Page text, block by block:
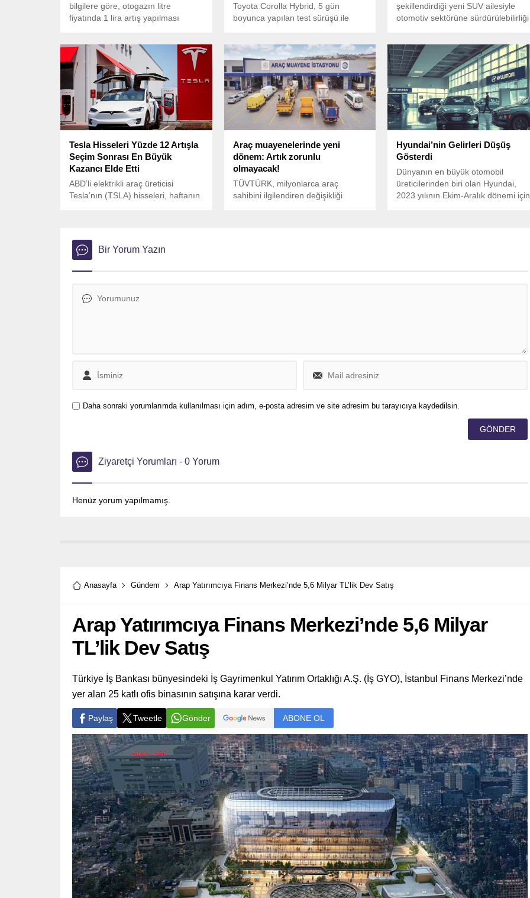
bilgilere göre, otogazın litre
fiyatında 1 lira artış yapılması
Toyota Corolla Hybrid, 5 gün
boyunca yapılan test sürüşü ile
süreçte, araç konforlu sürüşü ve
düşük yakıt tüketimiyle öne çıkıyor.
şekillendirdiği yeni SUV ailesiyle
otomotiv sektörüne sürdürülebilirliği
Tesla Hisseleri Yüzde 12 Artışla
Seçim Sonrası En Büyük
Kazancı Elde Etti
ABD’li elektrikli araç üreticisi
Tesla’nın (TSLA) hisseleri, haftanın
hisse oldu.
Araç muayenelerinde yeni
dönem: Artık zorunlu
olmayacak!
TÜVTÜRK, milyonlarca araç
sahibini ilgilendiren değişikliği
Hyundai’nin Gelirleri Düşüş
Gösterdi
Dünyanın en büyük otomobil
üreticilerinden biri olan Hyundai,
2023 yılının Ekim-Aralık dönemi için
Bir Yorum Yazın
Daha sonraki yorumlarımda kullanılması için adım, e-posta adresim ve site adresim bu tarayıcıya kaydedilsin.
Ziyaretçi Yorumları - 0 Yorum
Henüz yorum yapılmamış.
Anasayfa Gündem Arap Yatırımcıya Finans Merkezi’nde 5,6 Milyar TL’lik Dev Satış
Arap Yatırımcıya Finans Merkezi’nde 5,6 Milyar
TL’lik Dev Satış
Türkiye İş Bankası bünyesindeki İş Gayrimenkul Yatırım Ortaklığı A.Ş. (İş GYO), İstanbul Finans Merkezi’nde
yer alan 25 katlı ofis binasının satışına karar verdi.
Paylaş Tweetle Gönder ABONE OL